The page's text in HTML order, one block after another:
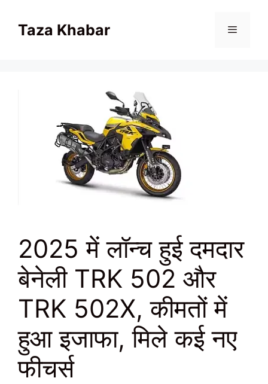
contentTaza Khabar
2025 में लॉन्च हुई दमदार
बेनेली TRK 502 और
TRK 502X, कीमतों में
हुआ इजाफा, मिले कई नए
फीचर्स